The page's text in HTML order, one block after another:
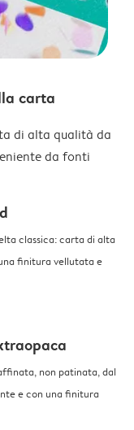
carta
di alta qualità da
da fonti
classica: carta di alta
finitura vellutata e
non patinata, dal
e con una finitura